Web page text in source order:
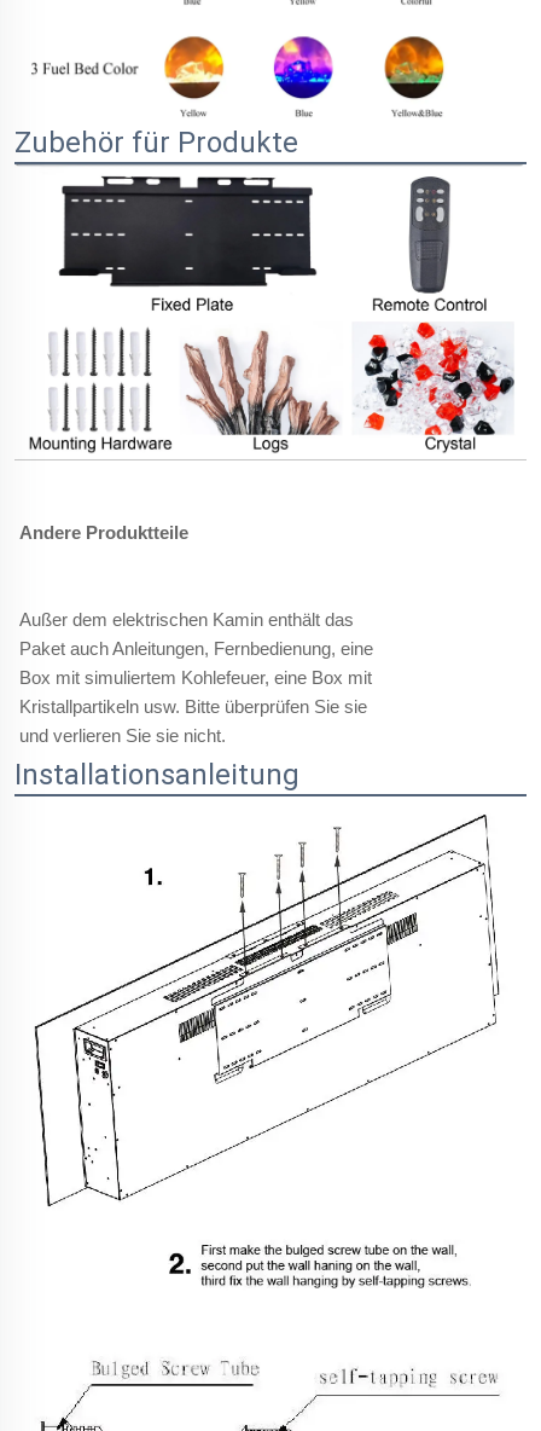
Zubehör für Produkte
Andere Produktteile
Außer dem elektrischen Kamin enthält das
Paket auch Anleitungen, Fernbedienung, eine
Box mit simuliertem Kohlefeuer, eine Box mit
Kristallpartikeln usw. Bitte überprüfen Sie sie
und verlieren Sie sie nicht.
Installationsanleitung